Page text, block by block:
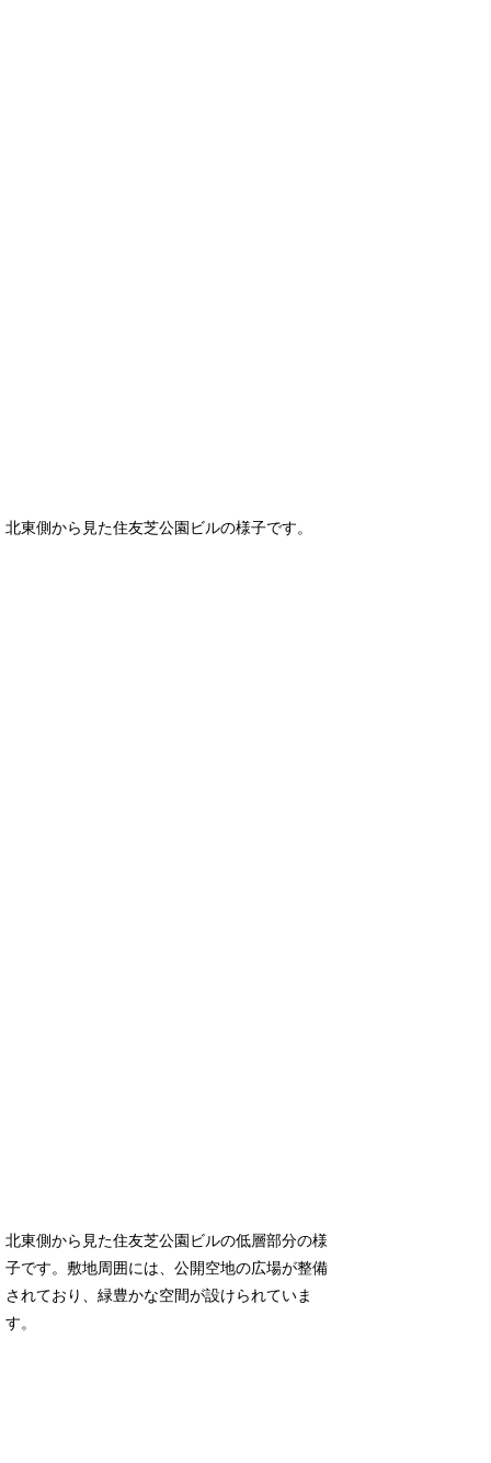
北東側から見た住友芝公園ビルの様子です。
北東側から見た住友芝公園ビルの低層部分の様
子です。敷地周囲には、公開空地の広場が整備
されており、緑豊かな空間が設けられていま
す。